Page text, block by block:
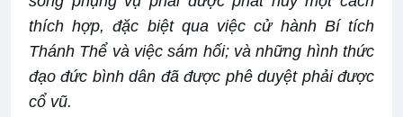
thích hợp, đặc biệt qua việc cử hành Bí tích
Thánh Thể và việc sám hối; và những hình thức
đạo đức bình dân đã được phê duyệt phải được
cổ vũ.